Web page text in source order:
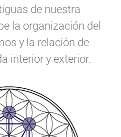
de nuestra
la organización del
y la relación de
interior y exterior.